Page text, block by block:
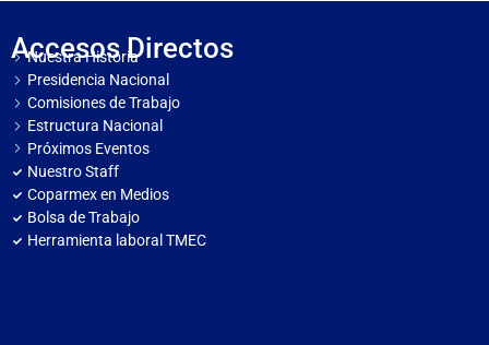
Accesos Directos
Nuestra Historia
Presidencia Nacional
Comisiones de Trabajo
Estructura Nacional
Próximos Eventos
Nuestro Staff
Coparmex en Medios
Bolsa de Trabajo
Herramienta laboral TMEC